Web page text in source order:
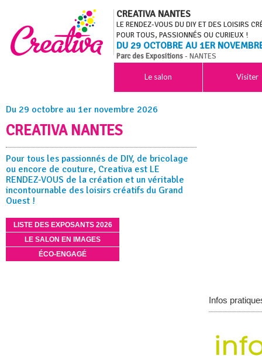
CREATIVA NANTES
LE RENDEZ-VOUS DU DIY ET DES LOISIRS
POUR TOUS, PASSIONNÉS OU CURIEUX !
DU 29 OCTOBRE AU 1ER
Parc des Expositions- NANTES
Le salon Visiter
Du 29 octobre au 1er novembre 2026
CREATIVA NANTES
Pour tous les passionnés de DIY, de bricolage
ou encore de couture, Creativa est LE
RENDEZ-VOUS de la création et un véritable
incontournable des loisirs créatifs du Grand
Ouest !
LISTE DES EXPOSANTS 2026
LE SALON EN IMAGES
ÉCO-ENGAGÉ
Infos